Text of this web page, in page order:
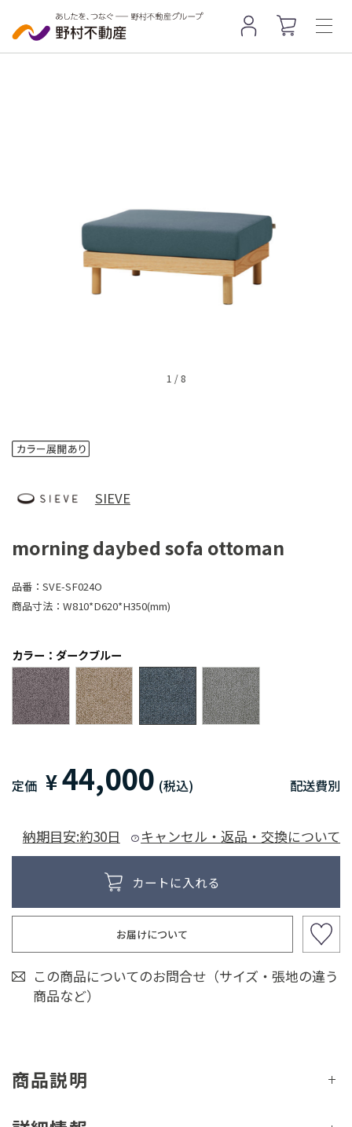
1 /8
SIEVE
morning daybed sofa ottoman
品番： SVE-SF024O
商品寸法： W810*D620*H350(mm)
カラー：ダークブルー
定価 ¥44,000 (税込) 配送費別
納期目安:約30日 キャンセル・返品・交換について
お届けについて
この商品についてのお問合せ（サイズ・張地の違う
商品など）
商品説明